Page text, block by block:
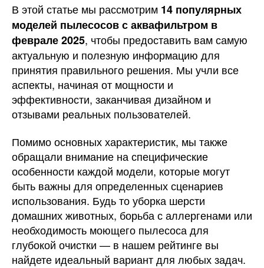
В этой статье мы рассмотрим 14 популярных
моделей пылесосов с аквафильтром в
феврале 2025, чтобы предоставить вам самую
актуальную и полезную информацию для
принятия правильного решения. Мы учли все
аспекты, начиная от мощности и
эффективности, заканчивая дизайном и
отзывами реальных пользователей.
Помимо основных характеристик, мы также
обращали внимание на специфические
особенности каждой модели, которые могут
быть важны для определенных сценариев
использования. Будь то уборка шерсти
домашних животных, борьба с аллергенами или
необходимость моющего пылесоса для
глубокой очистки — в нашем рейтинге вы
найдете идеальный вариант для любых задач.